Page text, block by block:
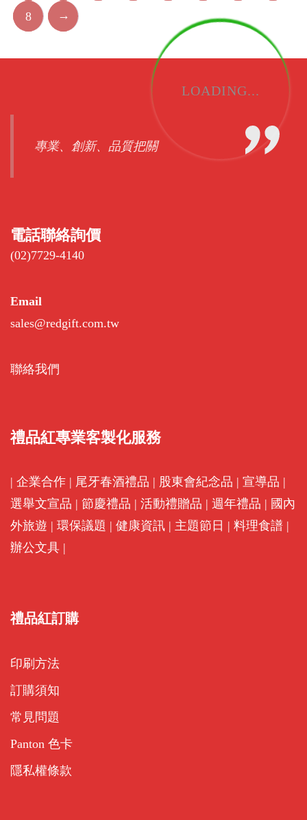
LOADING...
8 →
專業、創新、品質把關
電話聯絡詢價
(02)7729-4140
Email
sales@redgift.com.tw
聯絡我們
禮品紅專業客製化服務
| 企業合作 | 尾牙春酒禮品 | 股東會紀念品 | 宣導品 |
選舉文宣品 | 節慶禮品 | 活動禮贈品 | 週年禮品 | 國內
外旅遊 | 環保議題 | 健康資訊 | 主題節日 | 料理食譜 |
辦公文具 |
禮品紅訂購
印刷方法
訂購須知
常見問題
Panton 色卡
隱私權條款